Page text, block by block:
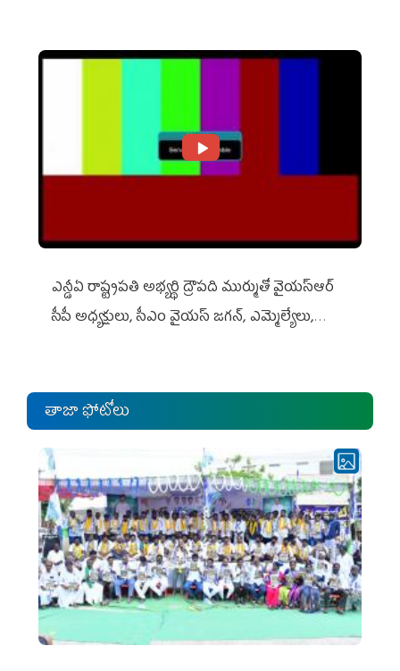
ఎన్డీఏ రాష్ట్ర‌ప‌తి అభ్య‌ర్థి ద్రౌప‌ది ముర్ముతో వైయ‌స్ఆర్
సీపీ అధ్య‌క్షులు, సీఎం వైయ‌స్ జ‌గ‌న్, ఎమ్మెల్యేలు,
తాజా ఫోటోలు